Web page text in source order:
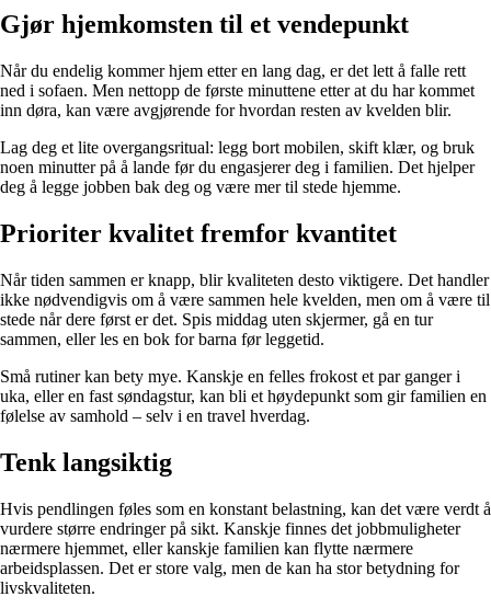
Gjør hjemkomsten til et vendepunkt
Når du endelig kommer hjem etter en lang dag, er det lett å falle rett
ned i sofaen. Men nettopp de første minuttene etter at du har kommet
inn døra, kan være avgjørende for hvordan resten av kvelden blir.
Lag deg et lite overgangsritual: legg bort mobilen, skift klær, og bruk
noen minutter på å lande før du engasjerer deg i familien. Det hjelper
deg å legge jobben bak deg og være mer til stede hjemme.
Prioriter kvalitet fremfor kvantitet
Når tiden sammen er knapp, blir kvaliteten desto viktigere. Det handler
ikke nødvendigvis om å være sammen hele kvelden, men om å være til
stede når dere først er det. Spis middag uten skjermer, gå en tur
sammen, eller les en bok for barna før leggetid.
Små rutiner kan bety mye. Kanskje en felles frokost et par ganger i
uka, eller en fast søndagstur, kan bli et høydepunkt som gir familien en
følelse av samhold – selv i en travel hverdag.
Tenk langsiktig
Hvis pendlingen føles som en konstant belastning, kan det være verdt å
vurdere større endringer på sikt. Kanskje finnes det jobbmuligheter
nærmere hjemmet, eller kanskje familien kan flytte nærmere
arbeidsplassen. Det er store valg, men de kan ha stor betydning for
livskvaliteten.